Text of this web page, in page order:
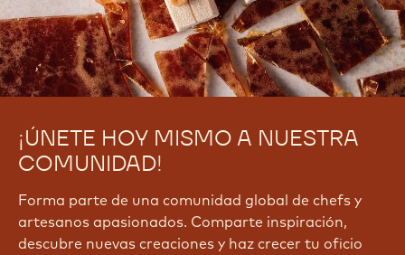
¡ÚNETE HOY MISMO A NUESTRA
COMUNIDAD!
Forma parte de una comunidad global de chefs y
artesanos apasionados. Comparte inspiración,
descubre nuevas creaciones y haz crecer tu oficio